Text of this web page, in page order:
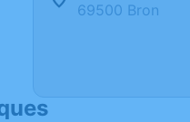
69500 Bron